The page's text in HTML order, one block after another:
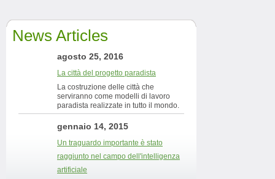
News Articles
agosto 25, 2016
La città del progetto paradista
La costruzione delle città che
serviranno come modelli di lavoro
paradista realizzate in tutto il mondo.
gennaio 14, 2015
Un traguardo importante è stato
raggiunto nel campo dell'intelligenza
artificiale